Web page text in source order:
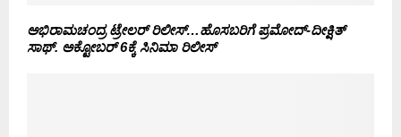
ಅಭಿರಾಮಚಂದ್ರ ಟ್ರೇಲರ್ ರಿಲೀಸ್…ಹೊಸಬರಿಗೆ ಪ್ರಮೋದ್-ದೀಕ್ಷಿತ್
ಸಾಥ್. ಅಕ್ಟೋಬರ್ 6ಕ್ಕೆ ಸಿನಿಮಾ ರಿಲೀಸ್